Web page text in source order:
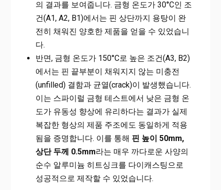
의 결과를 보여줍니다. 금형 온도가 30°C인 조
건(A1, A2, B1)에서는 핀 상단까지 용탕이 완
전히 채워진 양호한 제품을 얻을 수 있었습니
다.
반면, 금형 온도가 150°C로 높은 조건(A3, B2)
에서는 핀 끝부분이 채워지지 않는 미충전
(unfilled) 결함과 균열(crack)이 발생했습니다.
이는 스파이럴 금형 테스트에서 낮은 금형 온
도가 유동성 향상에 유리하다는 결과가 실제
복잡한 형상의 제품 주조에도 동일하게 적용
됨을 증명합니다. 이를 통해 핀 높이 50mm,
상단 두께 0.5mm라는 매우 까다로운 사양의
순수 알루미늄 히트싱크를 다이캐스팅으로
성공적으로 제작할 수 있었습니다.